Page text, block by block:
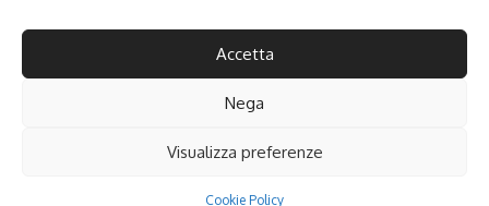
Accetta
Nega
Visualizza preferenze
Cookie Policy
Giotto, 27 Arezzo, Italia 52100 – P.iva: 02426380511 – N° REA: AR-
notizie X